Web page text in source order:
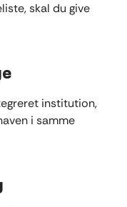
skal du give
institution,
i samme